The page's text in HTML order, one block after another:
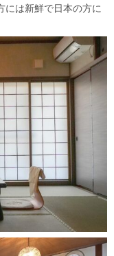
には新鮮で日本の方に